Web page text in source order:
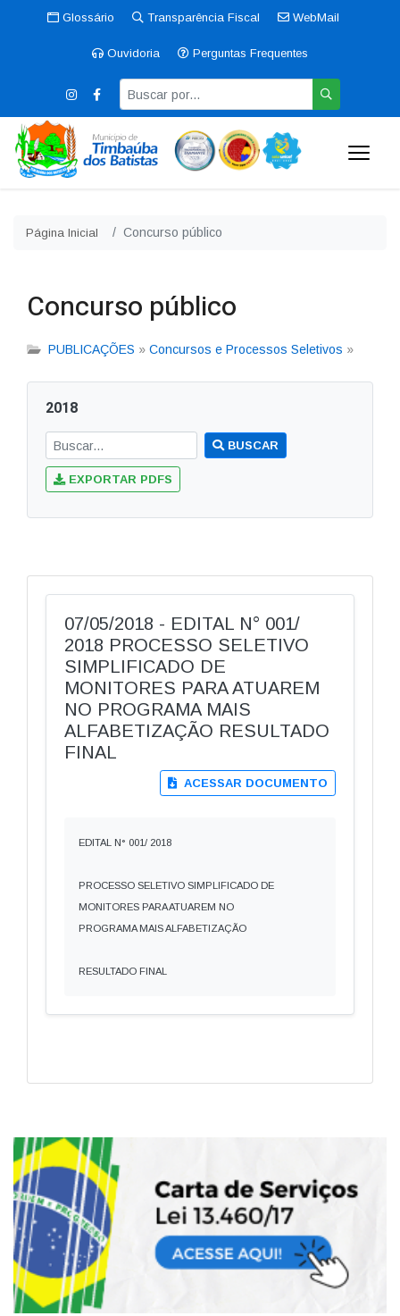
Glossário Transparência Fiscal WebMail
Ouvidoria Perguntas Frequentes
Página Inicial Concurso público
Concurso público
PUBLICAÇÕES » Concursos e Processos Seletivos »
2018
BUSCAR
EXPORTAR PDFS
07/05/2018 - EDITAL N° 001/
2018 PROCESSO SELETIVO
SIMPLIFICADO DE
MONITORES PARA ATUAREM
NO PROGRAMA MAIS
ALFABETIZAÇÃO RESULTADO
FINAL
ACESSAR DOCUMENTO
EDITAL N° 001/ 2018
PROCESSO SELETIVO SIMPLIFICADO DE
MONITORES PARA ATUAREM NO
PROGRAMA MAIS ALFABETIZAÇÃO
RESULTADO FINAL